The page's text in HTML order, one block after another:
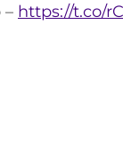
– https://t.co/